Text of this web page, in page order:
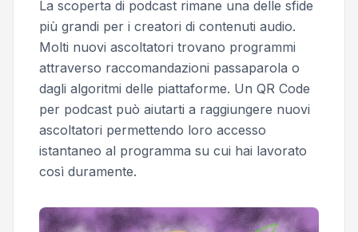
La scoperta di podcast rimane una delle sfide
più grandi per i creatori di contenuti audio.
Molti nuovi ascoltatori trovano programmi
attraverso raccomandazioni passaparola o
dagli algoritmi delle piattaforme. Un QR Code
per podcast può aiutarti a raggiungere nuovi
ascoltatori permettendo loro accesso
istantaneo al programma su cui hai lavorato
così duramente.